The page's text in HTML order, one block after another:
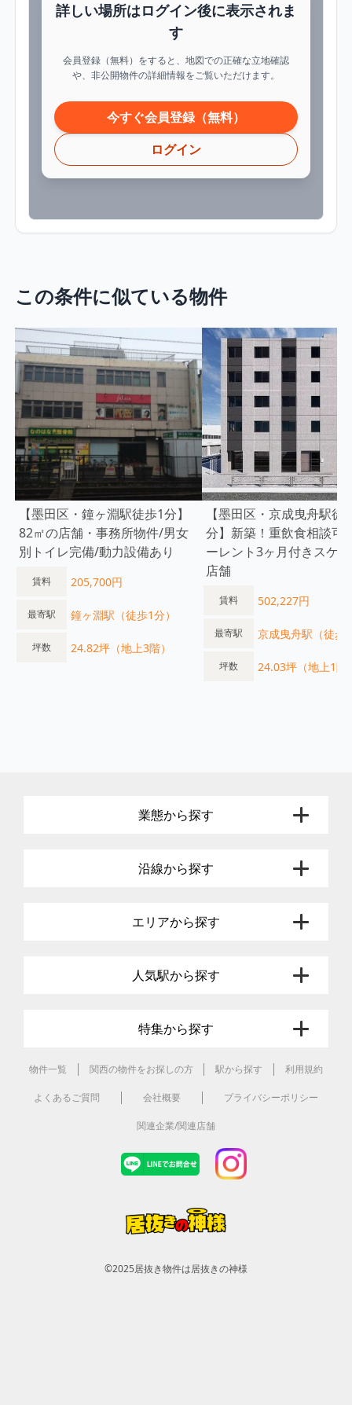
詳しい場所はログイン後に表示されま
す
会員登録（無料）をすると、地図での正確な立地確認
や、非公開物件の詳細情報をご覧いただけます。
今すぐ会員登録（無料）
ログイン
この条件に似ている物件
【墨田区・鐘ヶ淵駅徒歩1分】
82㎡の店舗・事務所物件/男女
別トイレ完備/動力設備あり
賃料 205,700円
最寄駅 鐘ヶ淵駅（徒歩1分）
坪数 24.82坪（地上3階）
【墨田区・京成曳舟駅徒
分】新築！重飲食相談可
ーレント3ヶ月付きスケ
店舗
賃料 502,227円
最寄駅 京成曳舟駅（徒歩
坪数 24.03坪（地上1階
業態から探す
沿線から探す
エリアから探す
人気駅から探す
特集から探す
物件一覧 関西の物件をお探しの方 駅から探す 利用規約
よくあるご質問 会社概要 プライバシーポリシー
関連企業/関連店舗
©2025居抜き物件は居抜きの神様